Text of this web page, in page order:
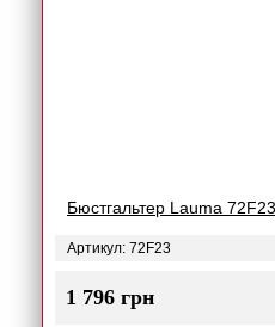
Бюстгальтер Lauma 72F23
Артикул: 72F23
1 796 грн